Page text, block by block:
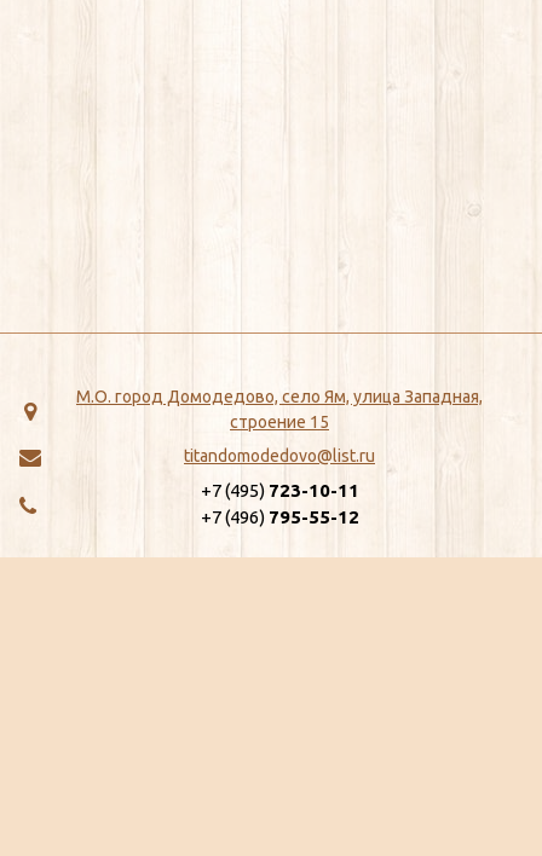
М.О. город Домодедово, село Ям, улица Западная,
строение 15
titandomodedovo@list.ru
+7 (495) 723-10-11
+7 (496) 795-55-12